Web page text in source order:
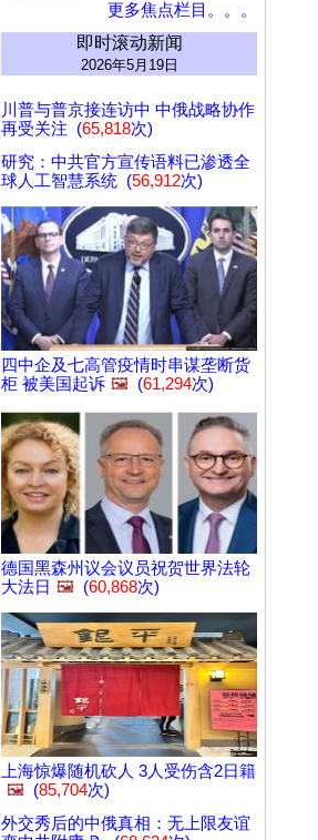
更多焦点栏目。。。
即时滚动新闻
2026年5月19日
川普与普京接连访中 中俄战略协作
再受关注 (65,818次)
研究：中共官方宣传语料已渗透全
球人工智慧系统 (56,912次)
四中企及七高管疫情时串谋垄断货
柜 被美国起诉 🖼️ (61,294次)
德国黑森州议会议员祝贺世界法轮
大法日 🖼️ (60,868次)
上海惊爆随机砍人 3人受伤含2日籍
🖼️ (85,704次)
外交秀后的中俄真相：无上限友谊